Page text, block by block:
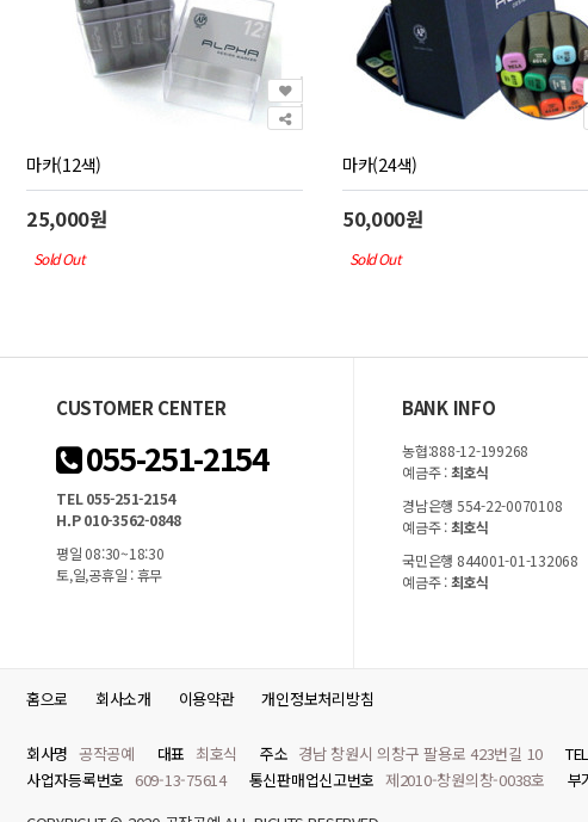
마카(12색)
25,000원
Sold Out
마카(24색)
50,000원
Sold Out
CUSTOMER CENTER
055-251-2154
TEL 055-251-2154
H.P 010-3562-0848
평일 08:30~18:30
토,일,공휴일 : 휴무
BANK INFO
농협:888-12-199268
예금주 :최호식
경남은행 554-22-0070108
예금주 :최호식
국민은행 844001-01-132068
예금주 :최호식
홈으로 회사소개 이용약관 개인정보처리방침
회사명 공작공예 대표 최호식 주소 경남 창원시 의창구 팔용로 423번길 10 TEL
사업자등록번호 609-13-75614 통신판매업신고번호 제2010-창원의창-0038호 부